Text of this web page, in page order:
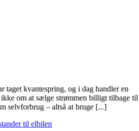
taget kvantespring, og i dag handler en
om at sælge strømmen billigt tilbage til
selvforbrug – altså at bruge [...]
til elbilen